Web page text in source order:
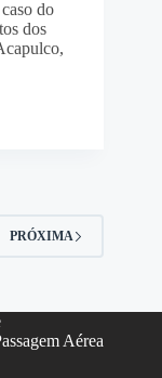
do
dos
PRÓXIMA
Aérea